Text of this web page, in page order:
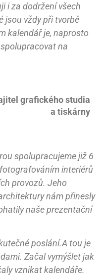
i za dodržení všech
jsou vždy při tvorbě
kalendář je, naprosto
na
grafického studia
a tiskárny
spolupracujeme již 6
interiérů
provozů. Jeho
nám přinesly
naše prezentační
poslání.A tou je
Začal vymýšlet jak
vznikat kalendáře.